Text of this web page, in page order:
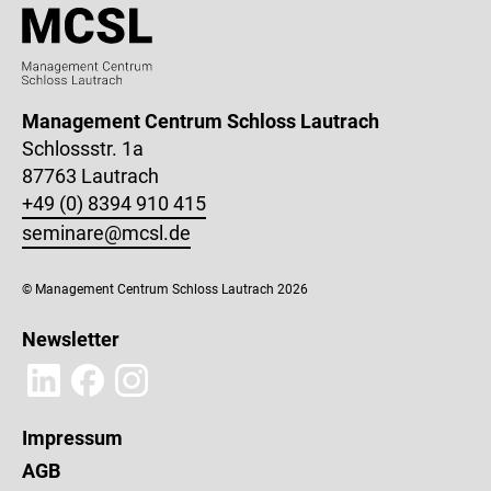
Management Centrum Schloss Lautrach
Schlossstr. 1a
87763 Lautrach
+49 (0) 8394 910 415
seminare@mcsl.de
© Management Centrum Schloss Lautrach 2026
Newsletter
Impressum
AGB